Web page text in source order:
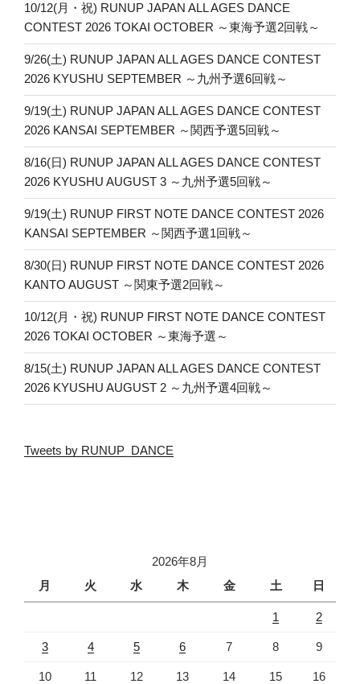
10/12(月・祝) RUNUP JAPAN ALL AGES DANCE
CONTEST 2026 TOKAI OCTOBER ～東海予選2回戦～
9/26(土) RUNUP JAPAN ALL AGES DANCE CONTEST
2026 KYUSHU SEPTEMBER ～九州予選6回戦～
9/19(土) RUNUP JAPAN ALL AGES DANCE CONTEST
2026 KANSAI SEPTEMBER ～関西予選5回戦～
8/16(日) RUNUP JAPAN ALL AGES DANCE CONTEST
2026 KYUSHU AUGUST 3 ～九州予選5回戦～
9/19(土) RUNUP FIRST NOTE DANCE CONTEST 2026
KANSAI SEPTEMBER ～関西予選1回戦～
8/30(日) RUNUP FIRST NOTE DANCE CONTEST 2026
KANTO AUGUST ～関東予選2回戦～
10/12(月・祝) RUNUP FIRST NOTE DANCE CONTEST
2026 TOKAI OCTOBER ～東海予選～
8/15(土) RUNUP JAPAN ALL AGES DANCE CONTEST
2026 KYUSHU AUGUST 2 ～九州予選4回戦～
Tweets by RUNUP_DANCE
2026年8月
月
火 水 木 金 土 日
1 2
3 4 5 6 7 8 9
10 11 12 13 14 15 16